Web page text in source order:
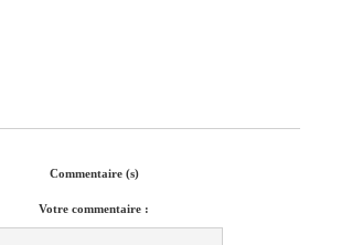
Commentaire (s)
Votre commentaire :